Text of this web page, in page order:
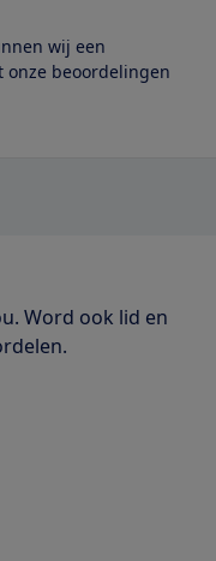
wij een
beoordelingen
Word ook lid en